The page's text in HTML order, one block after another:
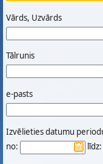
Vārds, Uzvārds
Tālrunis
e-pasts
Izvēlieties datumu
no:
līdz: